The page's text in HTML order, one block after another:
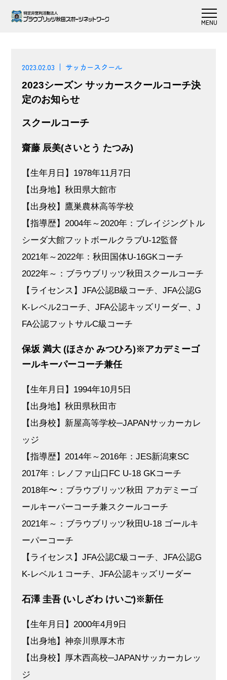
2023.02.03
サッカースクール
2023シーズン サッカースクールコーチ決
定のお知らせ
スクールコーチ
齋藤 辰美(さいとう たつみ)
【生年月日】1978年11月7日
【出身地】秋田県大館市
【出身校】鷹巣農林高等学校
【指導歴】2004年～2020年：ブレイジングトル
シーダ大館フットボールクラブU-12監督
2021年～2022年：秋田国体U-16GKコーチ
2022年～：ブラウブリッツ秋田スクールコーチ
【ライセンス】JFA公認B級コーチ、JFA公認G
K-レベル2コーチ、JFA公認キッズリーダー、J
FA公認フットサルC級コーチ
保坂 満大 (ほさか みつひろ)※アカデミーゴ
ールキーパーコーチ兼任
【生年月日】1994年10月5日
【出身地】秋田県秋田市
【出身校】新屋高等学校─JAPANサッカーカレ
ッジ
【指導歴】2014年～2016年：JES新潟東SC
2017年：レノファ山口FC U-18 GKコーチ
2018年〜：ブラウブリッツ秋田 アカデミーゴ
ールキーパーコーチ兼スクールコーチ
2021年～：ブラウブリッツ秋田U-18 ゴールキ
ーパーコーチ
【ライセンス】JFA公認C級コーチ、JFA公認G
K-レベル１コーチ、JFA公認キッズリーダー
石澤 圭吾 (いしざわ けいご)※新任
【生年月日】2000年4月9日
【出身地】神奈川県厚木市
【出身校】厚木西高校─JAPANサッカーカレッ
ジ